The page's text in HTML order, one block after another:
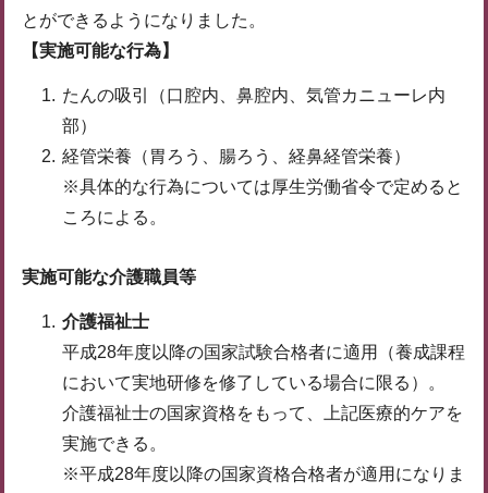
とができるようになりました。
【実施可能な行為】
たんの吸引（口腔内、鼻腔内、気管カニューレ内
部）
経管栄養（胃ろう、腸ろう、経鼻経管栄養）
※具体的な行為については厚生労働省令で定めると
ころによる。
実施可能な介護職員等
介護福祉士
平成28年度以降の国家試験合格者に適用（養成課程
において実地研修を修了している場合に限る）。
介護福祉士の国家資格をもって、上記医療的ケアを
実施できる。
※平成28年度以降の国家資格合格者が適用になりま